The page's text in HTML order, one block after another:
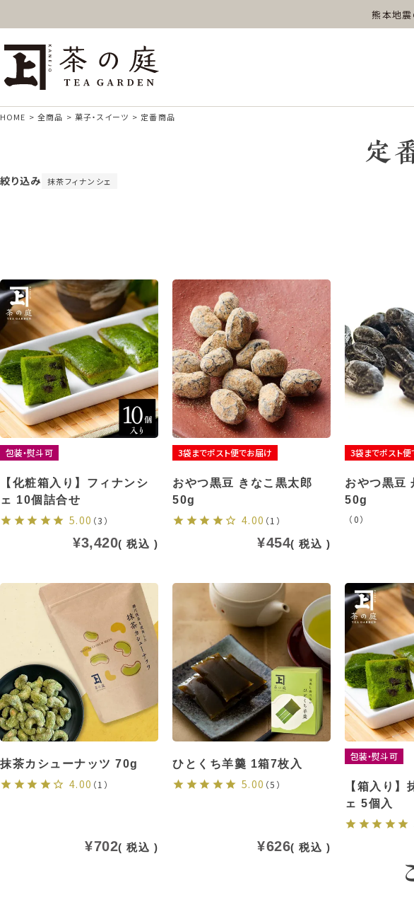
熊本地震
抹茶
HOME 全商品 菓子・スイーツ 定番商品
定
絞り込み 抹茶フィナンシェ
包装・熨斗可
【化粧箱入り】フィナンシ
ェ 10個詰合せ
5.00 （3）
¥3,420 税込
3袋までポスト便でお届け
おやつ黒豆 きなこ黒太郎
50g
4.00 （1）
¥454 税込
3袋までポスト便
おやつ黒豆
50g
（0）
抹茶カシューナッツ 70g
4.00 （1）
¥702 税込
ひとくち羊羹 1箱7枚入
5.00 （5）
¥626 税込
包装・熨斗可
【箱入り】
ェ 5個入